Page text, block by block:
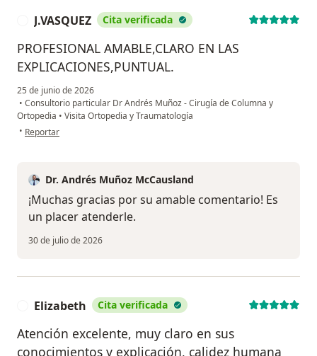
J.VASQUEZ Cita verificada
PROFESIONAL AMABLE,CLARO EN LAS
EXPLICACIONES,PUNTUAL.
25 de junio de 2026
• Consultorio particular Dr Andrés Muñoz - Cirugía de Columna y
Ortopedia • Visita Ortopedia y Traumatología
• en opinión del usuario J.VASQUEZ
Reportar
Dr. Andrés Muñoz McCausland
¡Muchas gracias por su amable comentario! Es
un placer atenderle.
30 de julio de 2026
Elizabeth Cita verificada
Atención excelente, muy claro en sus
conocimientos y explicación, calidez humana